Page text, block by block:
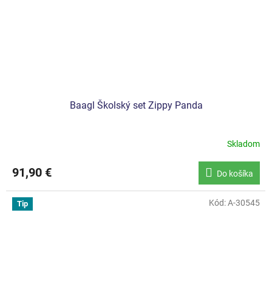
Baagl Školský set Zippy Panda
Skladom
91,90 € Do košíka
Tip Kód:A-30545